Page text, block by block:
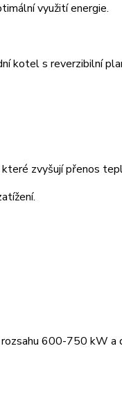
využití energie.
kotel s reverzibilní
zvyšují přenos
rozsahu 600-750 kW a